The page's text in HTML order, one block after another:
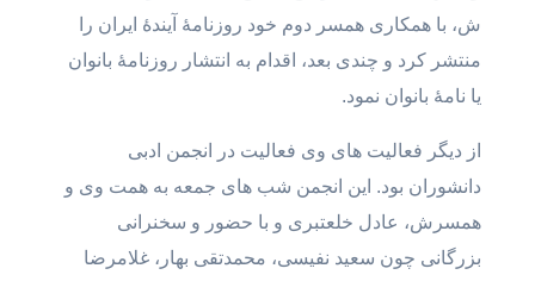
ش، با همکاری همسر دوم خود روزنامۀ آیندۀ ایران را
منتشر کرد و چندی بعد، اقدام به انتشار روزنامۀ بانوان
یا نامۀ بانوان نمود.
از دیگر فعالیت های وی فعالیت در انجمن ادبی
دانشوران بود. این انجمن شب های جمعه به همت وی و
همسرش، عادل خلعتبری و با حضور و سخنرانی
بزرگانی چون سعید نفیسی، محمدتقی بهار، غلامرضا